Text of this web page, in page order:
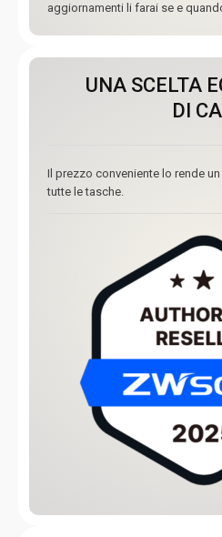
aggiornamenti li farai se e
UNA SCELTA
DI
Il prezzo conveniente lo rende
tutte le tasche.